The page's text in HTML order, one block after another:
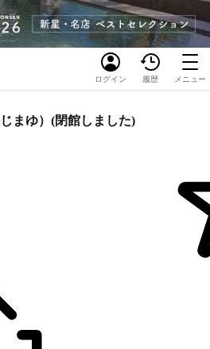
ログイン 履歴 メニュー
まゆ）(閉館しました)